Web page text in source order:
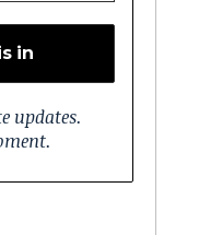
updates.